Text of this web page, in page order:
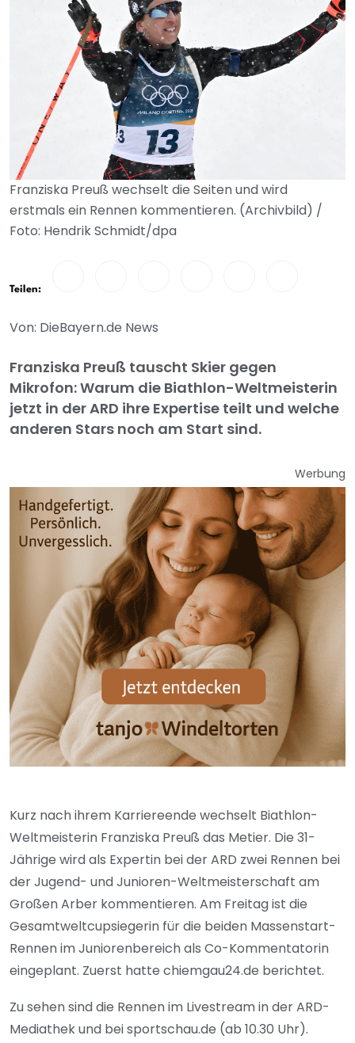
Franziska Preuß wechselt die Seiten und wird
erstmals ein Rennen kommentieren. (Archivbild) /
Foto: Hendrik Schmidt/dpa
Teilen:
Von: DieBayern.de News
Franziska Preuß tauscht Skier gegen
Mikrofon: Warum die Biathlon-Weltmeisterin
jetzt in der ARD ihre Expertise teilt und welche
anderen Stars noch am Start sind.
Werbung
Kurz nach ihrem Karriereende wechselt Biathlon-
Weltmeisterin Franziska Preuß das Metier. Die 31-
Jährige wird als Expertin bei der ARD zwei Rennen bei
der Jugend- und Junioren-Weltmeisterschaft am
Großen Arber kommentieren. Am Freitag ist die
Gesamtweltcupsiegerin für die beiden Massenstart-
Rennen im Juniorenbereich als Co-Kommentatorin
eingeplant. Zuerst hatte chiemgau24.de berichtet.
Zu sehen sind die Rennen im Livestream in der ARD-
Mediathek und bei sportschau.de (ab 10.30 Uhr).